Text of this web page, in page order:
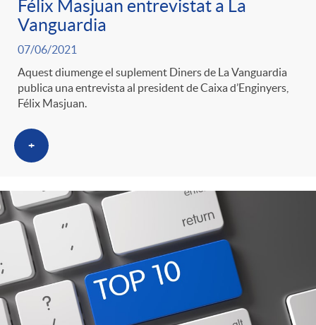
Félix Masjuan entrevistat a La
Vanguardia
07/06/2021
Aquest diumenge el suplement Diners de La Vanguardia
publica una entrevista al president de Caixa d’Enginyers,
Félix Masjuan.
+